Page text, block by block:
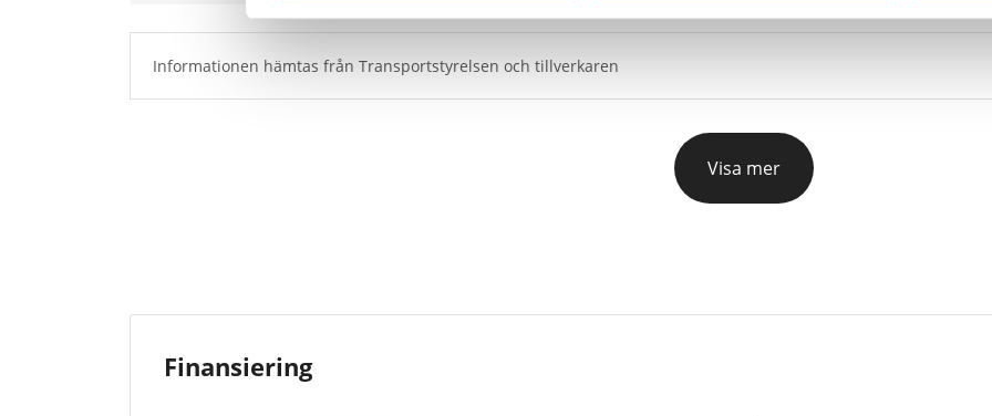
Informationen hämtas från Transportstyrelsen och tillverkaren
Visa mer
Finansiering